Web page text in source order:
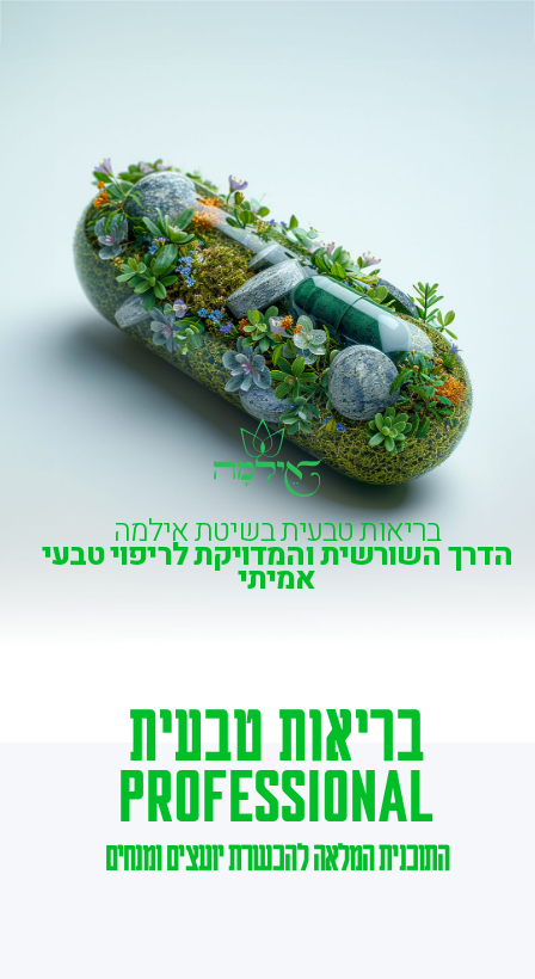
בריאות טבעית בשיטת אילמה
הדרך השורשית והמדויקת לריפוי טבעי
אמיתי
בריאות טבעית
Professional
התוכנית המלאה להכשרת יועצים ומנחים